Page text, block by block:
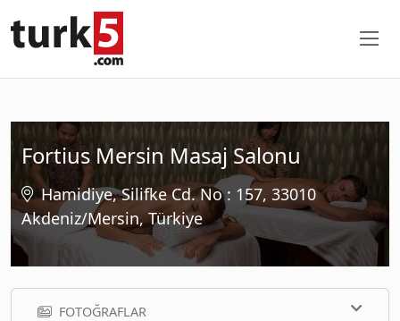
Fortius Mersin Masaj Salonu
Hamidiye, Silifke Cd. No : 157, 33010
Akdeniz/Mersin, Türkiye
FOTOĞRAFLAR